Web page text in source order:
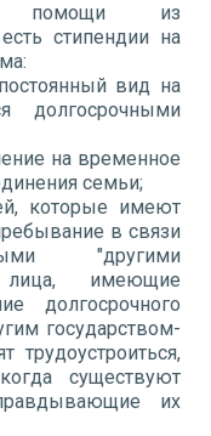
помощи из
стипендии на
вид на
долгосрочными
на временное
семьи;
которые имеют
в связи
"другими
лица, имеющие
долгосрочного
государством-
существуют
их